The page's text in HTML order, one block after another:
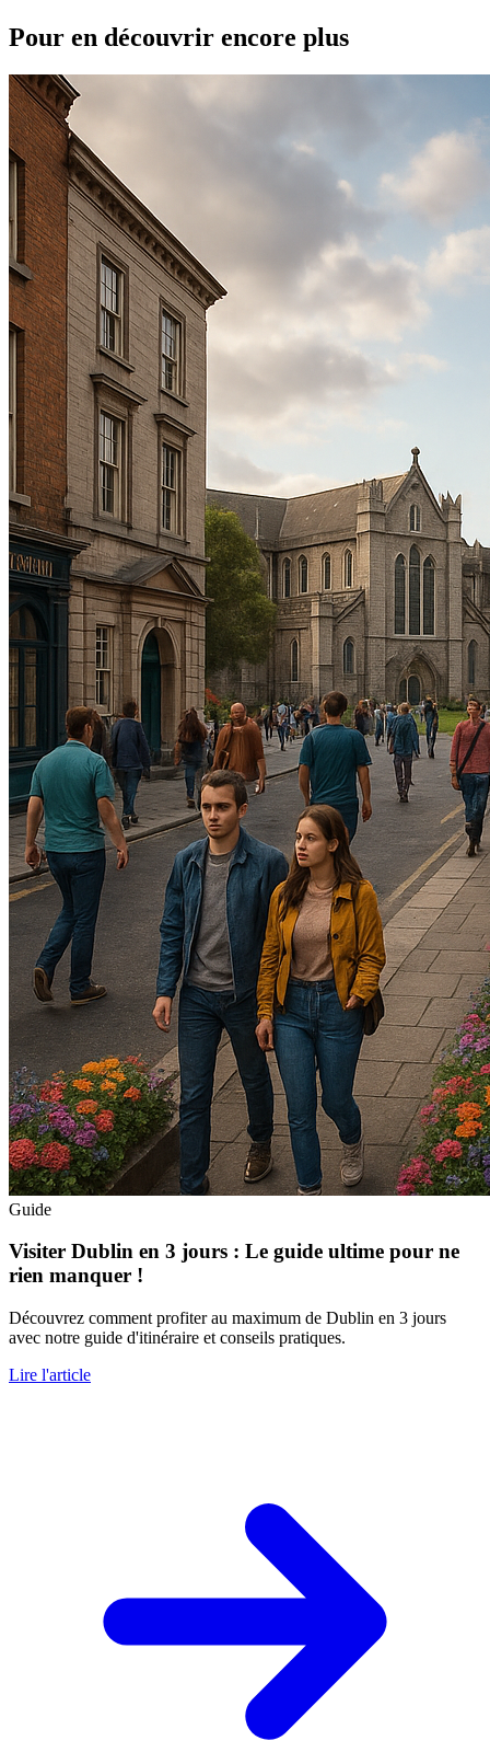
Pour en découvrir encore plus
Guide
Visiter Dublin en 3 jours : Le guide ultime pour ne
rien manquer !
Découvrez comment profiter au maximum de Dublin en 3 jours
avec notre guide d'itinéraire et conseils pratiques.
Lire l'article